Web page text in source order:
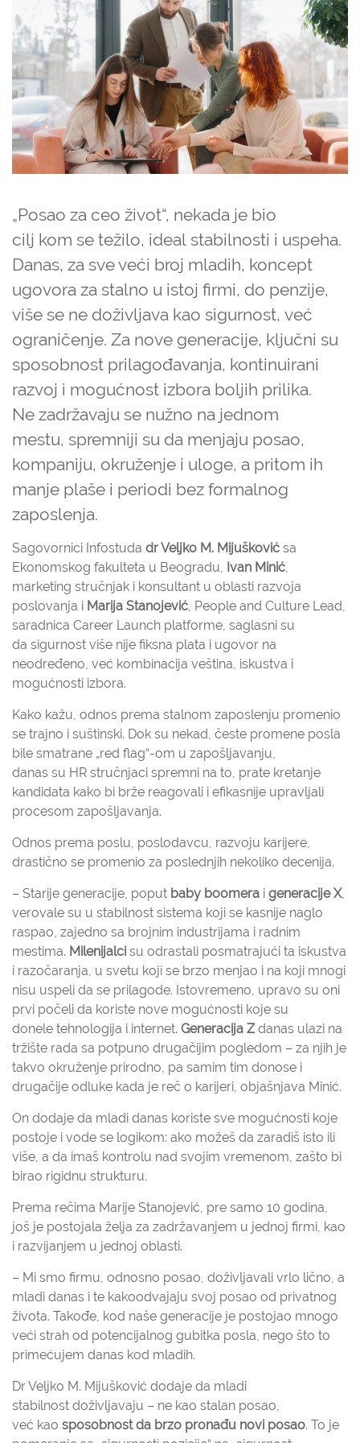
„Posao za ceo život“, nekada je bio
cilj kom se težilo, ideal stabilnosti i uspeha.
Danas, za sve veći broj mladih, koncept
ugovora za stalno u istoj firmi, do penzije,
više se ne doživljava kao sigurnost, već
ograničenje. Za nove generacije, ključni su
sposobnost prilagođavanja, kontinuirani
razvoj i mogućnost izbora boljih prilika.
Ne zadržavaju se nužno na jednom
mestu, spremniji su da menjaju posao,
kompaniju, okruženje i uloge, a pritom ih
manje plaše i periodi bez formalnog
zaposlenja.
Sagovornici Infostuda dr Veljko M. Mijušković sa
Ekonomskog fakulteta u Beogradu, Ivan Minić,
marketing stručnjak i konsultant u oblasti razvoja
poslovanja i Marija Stanojević, People and Culture Lead,
saradnica Career Launch platforme, saglasni su
da sigurnost više nije fiksna plata i ugovor na
neodređeno, već kombinacija veština, iskustva i
mogućnosti izbora.
Kako kažu, odnos prema stalnom zaposlenju promenio
se trajno i suštinski. Dok su nekad, česte promene posla
bile smatrane „red flag“-om u zapošljavanju,
danas su HR stručnjaci spremni na to, prate kretanje
kandidata kako bi brže reagovali i efikasnije upravljali
procesom zapošljavanja.
Odnos prema poslu, poslodavcu, razvoju karijere,
drastično se promenio za poslednjih nekoliko decenija.
– Starije generacije, poput baby boomera i generacije X,
verovale su u stabilnost sistema koji se kasnije naglo
raspao, zajedno sa brojnim industrijama i radnim
mestima. Milenijalci su odrastali posmatrajući ta iskustva
i razočaranja, u svetu koji se brzo menjao i na koji mnogi
nisu uspeli da se prilagode. Istovremeno, upravo su oni
prvi počeli da koriste nove mogućnosti koje su
donele tehnologija i internet. Generacija Zdanas ulazi na
tržište rada sa potpuno drugačijim pogledom – za njih je
takvo okruženje prirodno, pa samim tim donose i
drugačije odluke kada je reč o karijeri, objašnjava Minić.
On dodaje da mladi danas koriste sve mogućnosti koje
postoje i vode se logikom: ako možeš da zaradiš isto ili
više, a da imaš kontrolu nad svojim vremenom, zašto bi
birao rigidnu strukturu.
Prema rečima Marije Stanojević, pre samo 10 godina,
još je postojala želja za zadržavanjem u jednoj firmi, kao
i razvijanjem u jednoj oblasti.
– Mi smo firmu, odnosno posao, doživljavali vrlo lično, a
mladi danas i te kakoodvajaju svoj posao od privatnog
života. Takođe, kod naše generacije je postojao mnogo
veći strah od potencijalnog gubitka posla, nego što to
primećujem danas kod mladih.
Dr Veljko M. Mijušković dodaje da mladi
stabilnost doživljavaju – ne kao stalan posao,
već kao sposobnost da brzo pronađu novi posao. To je